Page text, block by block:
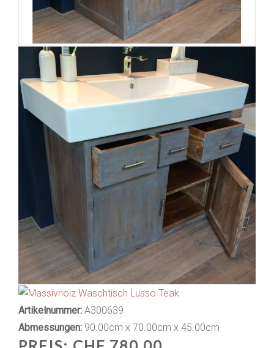
Artikelnummer: A300639
Abmessungen: 90.00cm x 70.00cm x 45.00cm